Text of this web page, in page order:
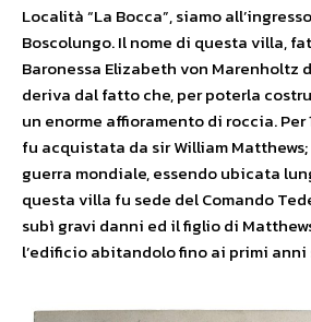
Località “La Bocca”, siamo
Boscolungo. Il nome di questa villa,
Baronessa Elizabeth von Marenholtz
deriva dal fatto che, per poterla
un enorme affioramento di roccia. Per
fu acquistata da sir William
guerra mondiale, essendo ubicata
questa villa fu sede del Comando
subì gravi danni ed il figlio di
l’edificio abitandolo fino ai primi anni